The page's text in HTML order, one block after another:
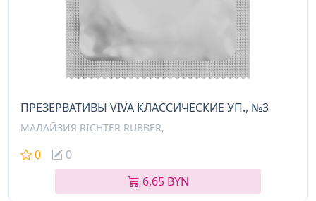
ПРЕЗЕРВАТИВЫ VIVA КЛАССИЧЕСКИЕ УП., №3
МАЛАЙЗИЯ RICHTER RUBBER,
0
0
6,65 BYN